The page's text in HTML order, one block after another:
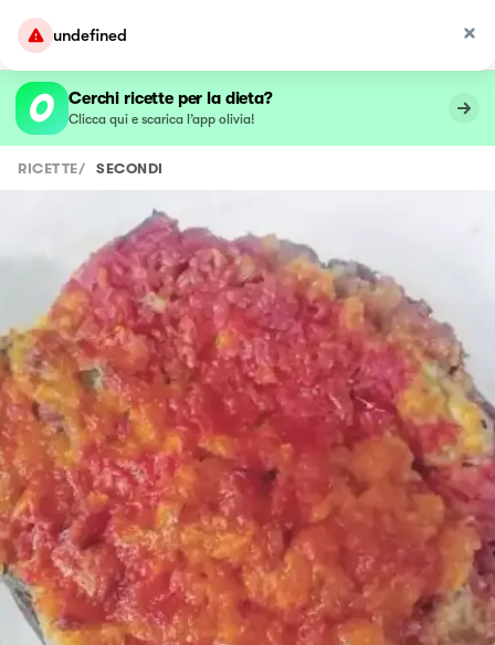
undefined
Cerchi ricette per la dieta?
Clicca qui e scarica l’app olivia!
RICETTE/ SECONDI